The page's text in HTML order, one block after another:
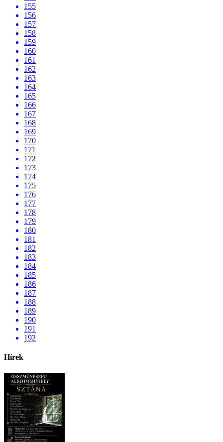
155
156
157
158
159
160
161
162
163
164
165
166
167
168
169
170
171
172
173
174
175
176
177
178
179
180
181
182
183
184
185
186
187
188
189
190
191
192
Hírek